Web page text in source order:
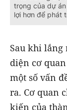
trọng của dự
lợi hơn để phát
Sau khi lắng
diện cơ
một số vấn
ra. Cơ quan
kiến của